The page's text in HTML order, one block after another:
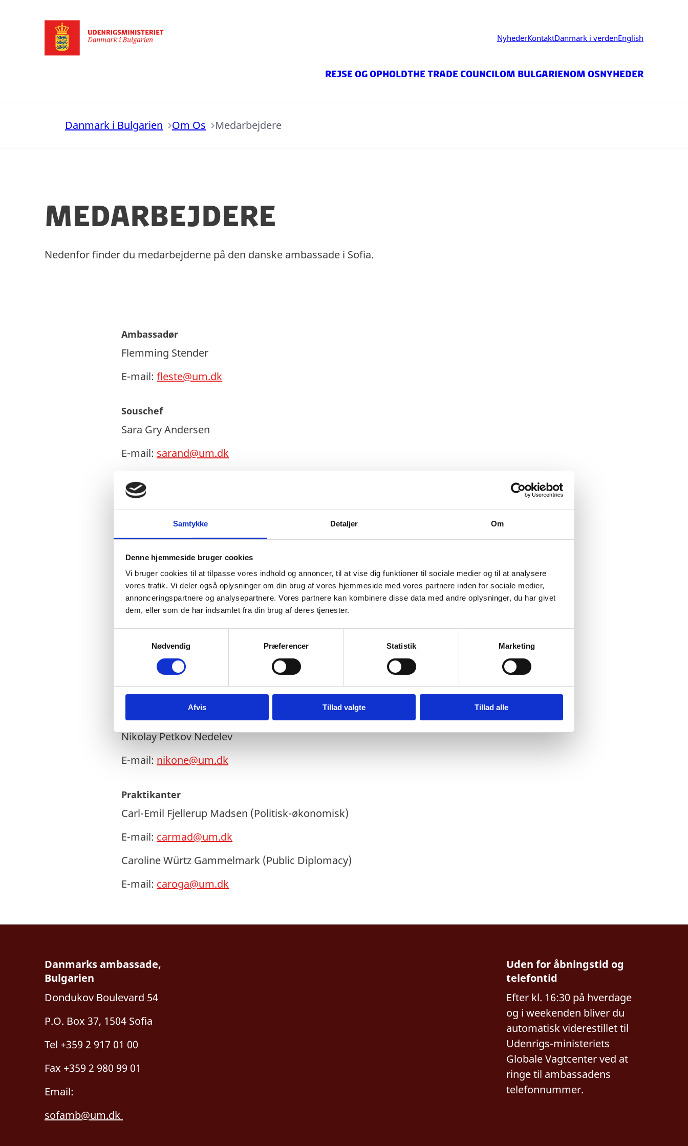
Samtykke Detaljer Om
Denne hjemmeside bruger cookies
Vi bruger cookies til at tilpasse vores indhold og annoncer, til at vise dig funktioner til sociale medier og til at analysere
vores trafik. Vi deler også oplysninger om din brug af vores hjemmeside med vores partnere inden for sociale medier,
annonceringspartnere og analysepartnere. Vores partnere kan kombinere disse data med andre oplysninger, du har givet
dem, eller som de har indsamlet fra din brug af deres tjenester.
v
Nødvendig Præferencer Statistik Marketing
Afvis Tillad valgte Tillad alle
NyhederKontaktDanmark i verdenEnglish
Rejse og opholdThe Trade CouncilOm BulgarienOm OsNyheder
Danmark i Bulgarien Om Os Medarbejdere
Medarbejdere
Nedenfor finder du medarbejderne på den danske ambassade i Sofia.
Ambassadør
Flemming Stender
E-mail:fleste@um.dk
Souschef
Sara Gry Andersen
E-mail: sarand@um.dk
Konsulær medarbejder
Anelia Raytcheva
aneray@um.dk
Ambassadørens personlige assistent
Tsvetelina Borislavova Aronova
E-mail:tsvaro@um.dk
Administrativ medarbejder
Nadka Stoyanova Dermendzhieva
E-mail:naderm@um.dk
Chauffør og administrativ assistent
Nikolay Petkov Nedelev
E-mail: nikone@um.dk
Praktikanter
Carl-Emil Fjellerup Madsen (Politisk-økonomisk)
E-mail: carmad@um.dk
Caroline Würtz Gammelmark (Public Diplomacy)
E-mail: caroga@um.dk
Danmarks ambassade,
Bulgarien
Dondukov Boulevard 54
P.O. Box 37, 1504 Sofia
Tel +359 2 917 01 00
Fax +359 2 980 99 01
Email:
sofamb@um.dk
Uden for åbningstid og
telefontid
Efter kl. 16:30 på hverdage
og i weekenden bliver du
automatisk viderestillet til
Udenrigs-ministeriets
Globale Vagtcenter ved at
ringe til ambassadens
telefonnummer.